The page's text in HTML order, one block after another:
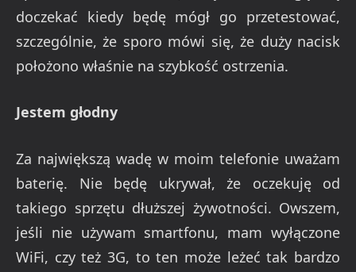
doczekać kiedy będę mógł go przetestować,
szczególnie, że sporo mówi się, że duży nacisk
położono właśnie na szybkość ostrzenia.
Jestem głodny
Za największą wadę w moim telefonie uważam
baterię. Nie będę ukrywał, że oczekuję od
takiego sprzętu dłuższej żywotności. Owszem,
jeśli nie używam smartfonu, mam wyłączone
WiFi, czy też 3G, to ten może leżeć tak bardzo